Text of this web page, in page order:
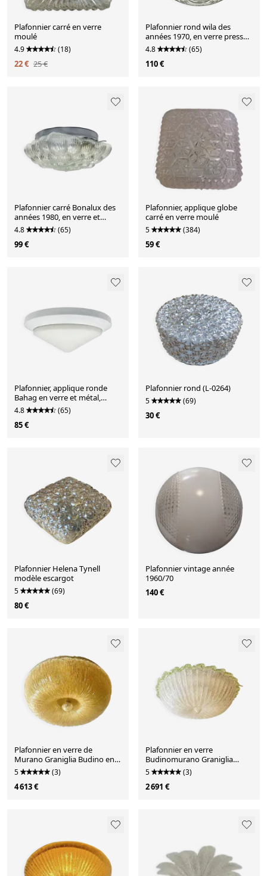
Plafonnier carré en verre
moulé
4.9 (18)
22 € 25 €
Plafonnier rond wila des
années 1970, en verre pressé
épais.
4.8 (65)
110 €
Plafonnier carré Bonalux des
années 1980, en verre et
métal.
4.8 (65)
99 €
Plafonnier, applique globe
carré en verre moulé
5 (384)
59 €
Plafonnier, applique ronde
Bahag en verre et métal,
années 1980
4.8 (65)
85 €
Plafonnier rond (L-0264)
5 (69)
30 €
Plafonnier Helena Tynell
modèle escargot
5 (69)
80 €
Plafonnier vintage année
1960/70
140 €
Plafonnier en verre de
Murano Graniglia Budino en
ambre vénitien par Simoeng
5 (3)
4 613 €
Plafonnier en verre
Budinomurano Graniglia
blanche italienne par Simoeng
5 (3)
2 691 €